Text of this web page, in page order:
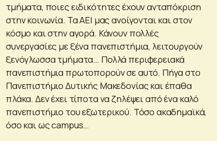
τμήματα, ποιες ειδικότητες έχουν ανταπόκριση
στην κοινωνία. Τα ΑΕΙ μας ανοίγονται και στον
κόσμο και στην αγορά. Κάνουν πολλές
συνεργασίες με ξένα πανεπιστήμια, λειτουργούν
ξενόγλωσσα τμήματα… Πολλά περιφερειακά
πανεπιστήμια πρωτοπορούν σε αυτό. Πήγα στο
Πανεπιστήμιο Δυτικής Μακεδονίας και έπαθα
πλάκα. Δεν έχει τίποτα να ζηλέψει από ένα καλό
πανεπιστήμιο του εξωτερικού. Τόσο ακαδημαϊκά,
όσο και ως campus…